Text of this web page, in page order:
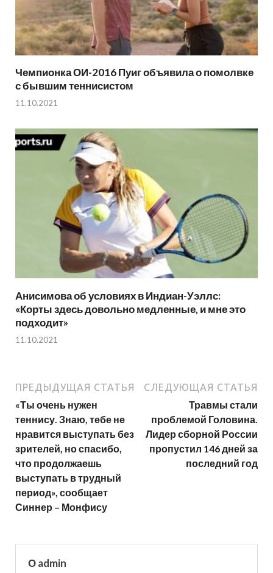
Чемпионка ОИ-2016 Пуиг объявила о помолвке
с бывшим теннисистом
11.10.2021
Анисимова об условиях в Индиан-Уэллс:
«Корты здесь довольно медленные, и мне это
подходит»
11.10.2021
ПРЕДЫДУЩАЯ СТАТЬЯ
«Ты очень нужен
теннису. Знаю, тебе не
нравится выступать без
зрителей, но спасибо,
что продолжаешь
выступать в трудный
период», сообщает
Синнер – Монфису
СЛЕДУЮЩАЯ СТАТЬЯ
Травмы стали
проблемой Головина.
Лидер сборной России
пропустил 146 дней за
последний год
О admin